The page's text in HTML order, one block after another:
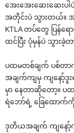
အေးအေးဆေးဆေးပါ
အတိုင်းပဲ သွားတယ်။
KTLA တပ်တွေ ပြန်
ထင်ပြီး ပုံမှန်ပဲ သွားခဲ့တ
ပထမတစ်ချက် ပစ်တ
အချက်ကျမှ ကျနော့်ဒူ
မှာ နေတာဆိုတော့။ ပ
ရဲဘော်ရဲ့ ခြေထောက်ကို
ဒုတိယအချက် ကျနော့်ကို